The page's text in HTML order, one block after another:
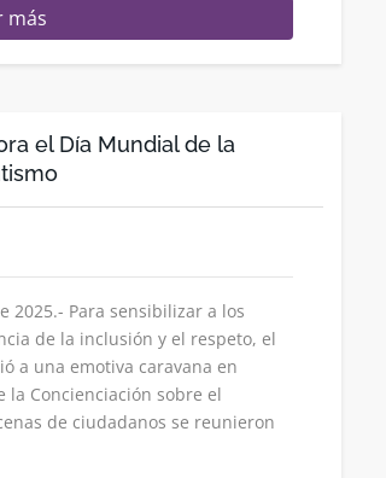
más
el Día Mundial de la
2025.- Para sensibilizar a los
de la inclusión y el respeto, el
a una emotiva caravana en
Concienciación sobre el
de ciudadanos se reunieron